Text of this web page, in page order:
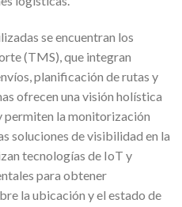
se encuentran los
(TMS), que integran
planificación de rutas y
ofrecen una visión holística
permiten la monitorización
soluciones de visibilidad en la
tecnologías de IoT y
para obtener
la ubicación y el estado de